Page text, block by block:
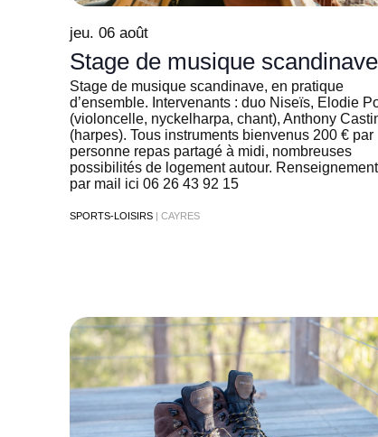
jeu. 06 août
Stage de musique scandinave
Stage de musique scandinave, en pratique
d’ensemble. Intervenants : duo Niseïs, Elodie
(violoncelle, nyckelharpa, chant), Anthony
(harpes). Tous instruments bienvenus 200 € par
personne repas partagé à midi, nombreuses
possibilités de logement autour.
par mail ici 06 26 43 92 15
SPORTS-LOISIRS | CAYRES